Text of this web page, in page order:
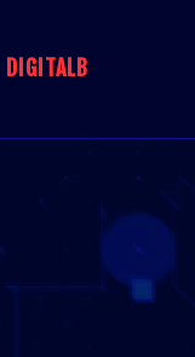
DIGITALB